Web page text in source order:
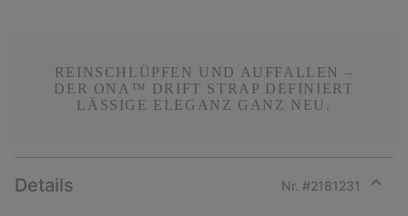
REINSCHLÜPFEN UND AUFFALLEN –
DER ONA™ DRIFT STRAP DEFINIERT
LÄSSIGE ELEGANZ GANZ NEU.
Details Nr. #2181231